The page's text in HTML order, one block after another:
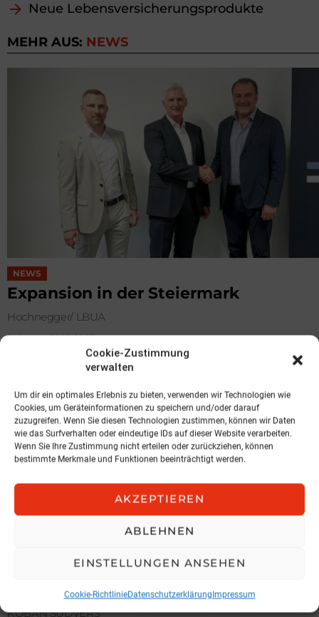
Cookie-Zustimmung
verwalten
Um dir ein optimales Erlebnis zu bieten, verwenden wir Technologien wie
Cookies, um Geräteinformationen zu speichern und/oder darauf
zuzugreifen. Wenn Sie diesen Technologien zustimmen, können wir Daten
wie das Surfverhalten oder eindeutige IDs auf dieser Website verarbeiten.
Wenn Sie Ihre Zustimmung nicht erteilen oder zurückziehen, können
bestimmte Merkmale und Funktionen beeinträchtigt werden.
AKZEPTIEREN
ABLEHNEN
EINSTELLUNGEN ANSEHEN
Cookie-RichtlinieDatenschutzerklärungImpressum
Neue Lebensversicherungsprodukte
MEHR AUS: NEWS
NEWS
Expansion in der Steiermark
Hochnegger/ LBUA
5. August 2026, 16:57
Spari geht zu KOBAN
KOBAN SÜDVERS